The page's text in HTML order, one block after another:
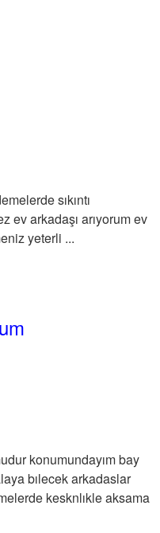
sıkıntı
ev arkadaşı arıyorum ev
yeterli ...
konumundayım bay
bılecek arkadaslar
kesknlıkle aksama